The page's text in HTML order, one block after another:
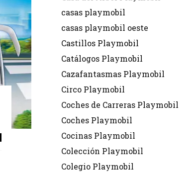
casas playmobil
casas playmobil oeste
Castillos Playmobil
Catálogos Playmobil
Cazafantasmas Playmobil
Circo Playmobil
Coches de Carreras Playmobil
Coches Playmobil
Cocinas Playmobil
Colección Playmobil
Colegio Playmobil